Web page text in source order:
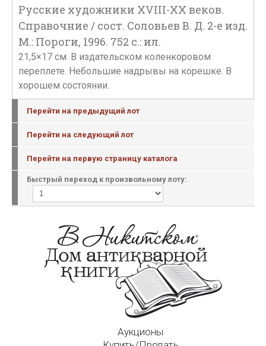
Русские художники XVIII-XX веков.
Справочние / сост. Соловьев В. Д. 2-е изд.
М.: Пороги, 1996. 752 с.: ил.
21,5×17 см. В издательском коленкоровом
переплете. Небольшие надрывы на корешке. В
хорошем состоянии.
Перейти на предыдущий лот
Перейти на следующий лот
Перейти на первую страницу каталога
Быстрый переход к произвольному лоту:
Аукционы